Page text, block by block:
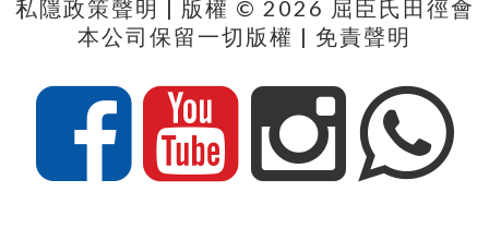
私隱政策聲明 | 版權 © 2026 屈臣氏田徑會
本公司保留一切版權 | 免責聲明